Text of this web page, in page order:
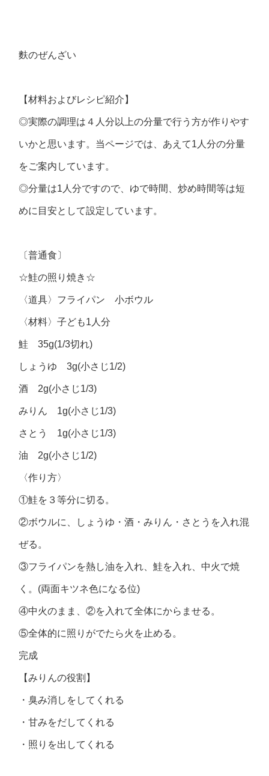
麩のぜんざい
【材料およびレシピ紹介】
◎実際の調理は４人分以上の分量で行う方が作りやす
いかと思います。当ページでは、あえて1人分の分量
をご案内しています。
◎分量は1人分ですので、ゆで時間、炒め時間等は短
めに目安として設定しています。
〔普通食〕
☆鮭の照り焼き☆
〈道具〉フライパン 小ボウル
〈材料〉子ども1人分
鮭 35g(1/3切れ)
しょうゆ 3g(小さじ1/2)
酒 2g(小さじ1/3)
みりん 1g(小さじ1/3)
さとう 1g(小さじ1/3)
油 2g(小さじ1/2)
〈作り方〉
①鮭を３等分に切る。
②ボウルに、しょうゆ・酒・みりん・さとうを入れ混
ぜる。
③フライパンを熱し油を入れ、鮭を入れ、中火で焼
く。(両面キツネ色になる位)
④中火のまま、②を入れて全体にからませる。
⑤全体的に照りがでたら火を止める。
完成
【みりんの役割】
・臭み消しをしてくれる
・甘みをだしてくれる
・照りを出してくれる